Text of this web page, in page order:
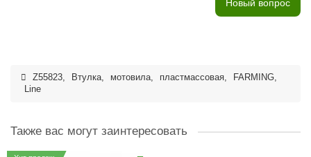
Новый вопрос
Z55823, Втулка, мотовила, пластмассовая, FARMING,
Line
Также вас могут заинтересовать